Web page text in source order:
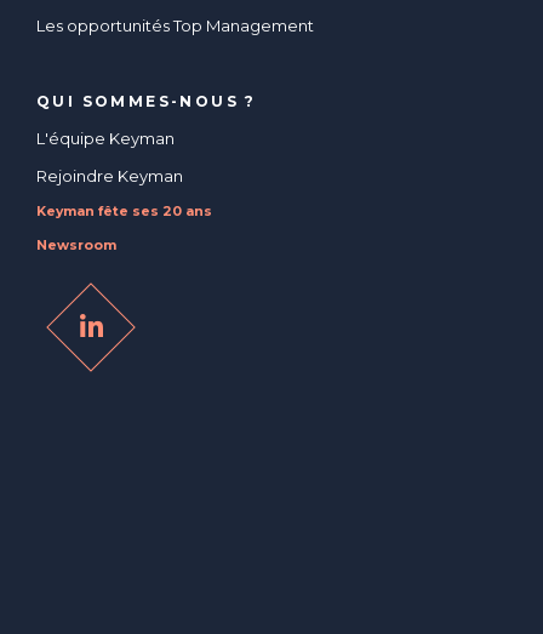
Les opportunités Top Management
QUI SOMMES-NOUS ?
L'équipe Keyman
Rejoindre Keyman
Keyman fête ses 20 ans
Newsroom